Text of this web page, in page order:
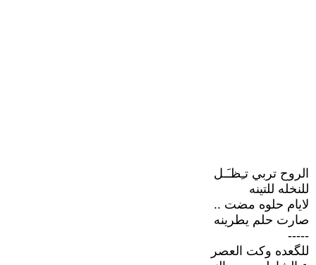
الروح تربي تـِظـَـل
للنخله للتينه
لايام حلوه مضت ..
صارت حلم يطرينه
-----
للگعده وكت العصر